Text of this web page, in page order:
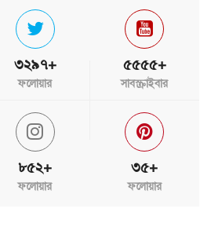
৩২৯৭+
ফলোয়ার
৫৫৫৫+
সাবস্ক্রাইবার
৮৫২+
ফলোয়ার
৩৫+
ফলোয়ার